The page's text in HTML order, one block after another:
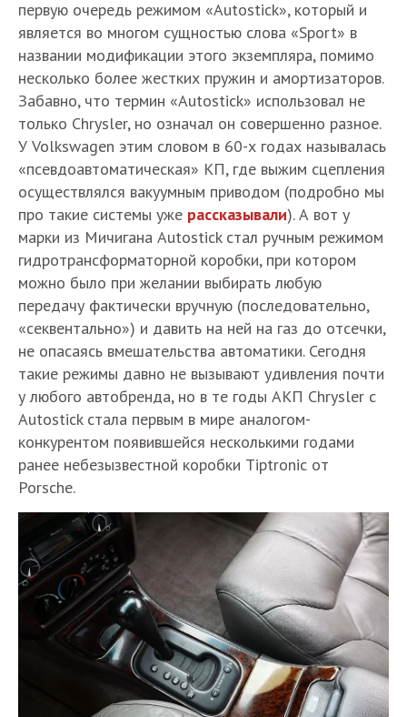
первую очередь режимом «Autostick», который и
является во многом сущностью слова «Sport» в
названии модификации этого экземпляра, помимо
несколько более жестких пружин и амортизаторов.
Забавно, что термин «Autostick» использовал не
только Chrysler, но означал он совершенно разное.
У Volkswagen этим словом в 60-х годах называлась
«псевдоавтоматическая» КП, где выжим сцепления
осуществлялся вакуумным приводом (подробно мы
про такие системы уже рассказывали). А вот у
марки из Мичигана Autostick стал ручным режимом
гидротрансформаторной коробки, при котором
можно было при желании выбирать любую
передачу фактически вручную (последовательно,
«секвентально») и давить на ней на газ до отсечки,
не опасаясь вмешательства автоматики. Сегодня
такие режимы давно не вызывают удивления почти
у любого автобренда, но в те годы АКП Chrysler с
Autostick стала первым в мире аналогом-
конкурентом появившейся несколькими годами
ранее небезызвестной коробки Tiptronic от
Porsche.